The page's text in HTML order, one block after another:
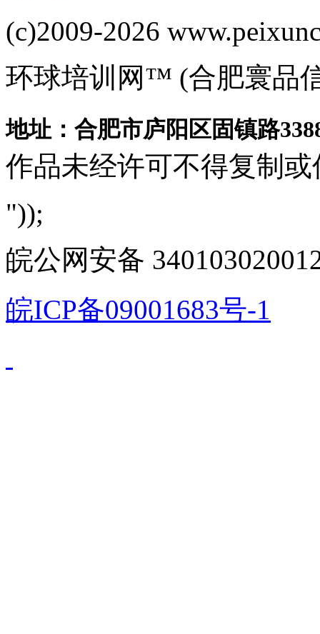
(c)2009-2026
环球培训网™ (合肥寰品
地址：合肥市庐阳区固镇路
作品未经许可不得复制或
"));
皖公网安备
皖ICP备09001683号-1